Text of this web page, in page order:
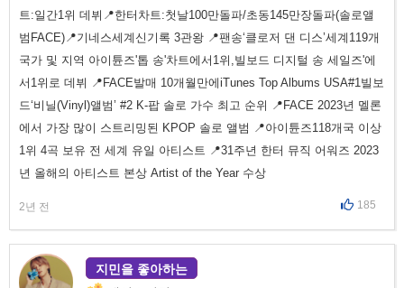
트:일간1위 데뷔📍한터차트:첫날100만돌파/초동145만장돌파(솔로앨
범FACE)📍기네스세계신기록 3관왕 📍팬송‘클로저 댄 디스’세계119개
국가 및 지역 아이튠즈'톱 송'차트에서1위,빌보드 디지털 송 세일즈'에
서1위로 데뷔 📍FACE발매 10개월만에iTunes Top Albums USA#1빌보
드‘비닐(Vinyl)앨범’ #2 K-팝 솔로 가수 최고 순위 📍FACE 2023년 멜론
에서 가장 많이 스트리밍된 KPOP 솔로 앨범 📍아이튠즈118개국 이상
1위 4곡 보유 전 세계 유일 아티스트 📍31주년 한터 뮤직 어워즈 2023
년 올해의 아티스트 본상 Artist of the Year 수상
2년 전 185
지민을 좋아하는